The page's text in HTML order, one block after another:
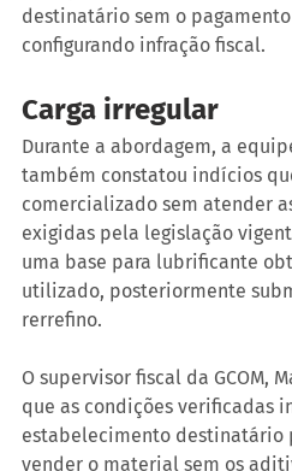
destinatário sem o
configurando infração fiscal.
Carga irregular
Durante a abordagem, a
também constatou indícios
comercializado sem atender
exigidas pela legislação
uma base para lubrificante
utilizado, posteriormente
rerrefino.
O supervisor fiscal da GCOM,
que as condições verificadas
estabelecimento destinatário
vender o material sem os